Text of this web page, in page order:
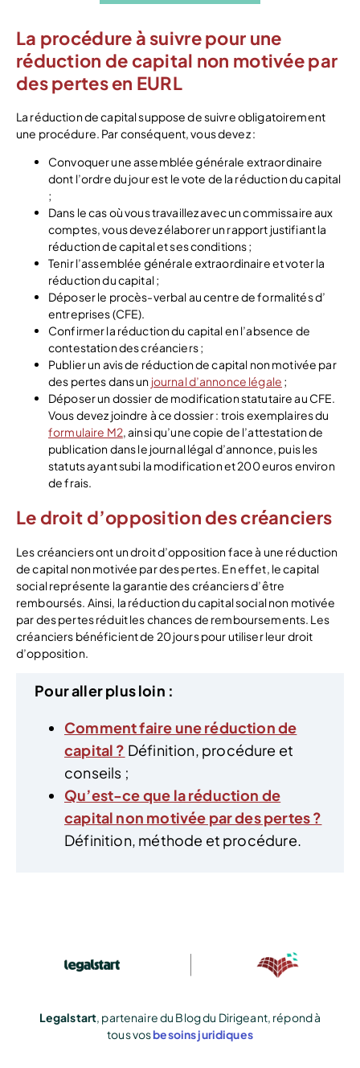
La procédure à suivre pour une
réduction de capital non motivée par
des pertes en EURL
La réduction de capital suppose de suivre obligatoirement
une procédure. Par conséquent, vous devez :
Convoquer une assemblée générale extraordinaire
dont l’ordre du jour est le vote de la réduction du capital
;
Dans le cas où vous travaillez avec un commissaire aux
comptes, vous devez élaborer un rapport justifiant la
réduction de capital et ses conditions ;
Tenir l’assemblée générale extraordinaire et voter la
réduction du capital ;
Déposer le procès-verbal au centre de formalités d’
entreprises (CFE).
Confirmer la réduction du capital en l’absence de
contestation des créanciers ;
Publier un avis de réduction de capital non motivée par
des pertes dans un journal d’annonce légale ;
Déposer un dossier de modification statutaire au CFE.
Vous devez joindre à ce dossier : trois exemplaires du
formulaire M2, ainsi qu’une copie de l’attestation de
publication dans le journal légal d’annonce, puis les
statuts ayant subi la modification et 200 euros environ
de frais.
Le droit d’opposition des créanciers
Les créanciers ont un droit d’opposition face à une réduction
de capital non motivée par des pertes. En effet, le capital
social représente la garantie des créanciers d’être
remboursés. Ainsi, la réduction du capital social non motivée
par des pertes réduit les chances de remboursements. Les
créanciers bénéficient de 20 jours pour utiliser leur droit
d’opposition.
Pourallerplusloin :
Comment faire une réduction de
capital ? Définition, procédure et
conseils ;
Qu’est-ce que la réduction de
capital non motivée par des pertes ?
Définition, méthode et procédure.
Legalstart, partenaire du Blog du Dirigeant, répond à
tous vosbesoins juridiques